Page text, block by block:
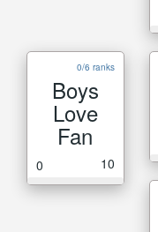
0/6 ranks
Boys
Love
Fan
0 10